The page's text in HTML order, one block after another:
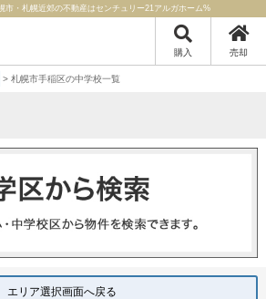
市・札幌近郊の不動産はセンチュリー21アルガホーム%
購入 売却
> 札幌市手稲区の中学校一覧
エリア選択画面へ戻る